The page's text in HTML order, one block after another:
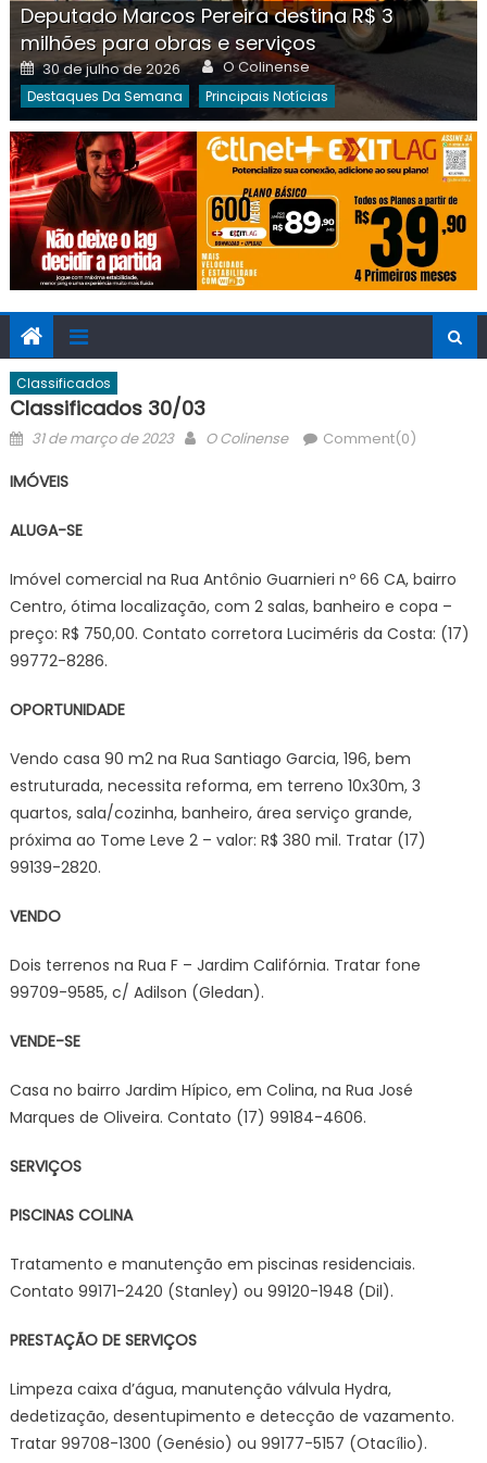
Deputado Marcos Pereira destina R$ 3
milhões para obras e serviços
Posted
on
30 de julho de 2026 Author
O Colinense
Destaques Da Semana Principais Notícias
Classificados
Classificados 30/03
Posted
31 de março de 2023 Author
O Colinense Comment(0)
IMÓVEIS
ALUGA-SE
Imóvel comercial na Rua Antônio Guarnieri nº 66 CA, bairro
Centro, ótima localização, com 2 salas, banheiro e copa –
preço: R$ 750,00. Contato corretora Luciméris da Costa: (17)
99772-8286.
OPORTUNIDADE
Vendo casa 90 m2 na Rua Santiago Garcia, 196, bem
estruturada, necessita reforma, em terreno 10x30m, 3
quartos, sala/cozinha, banheiro, área serviço grande,
próxima ao Tome Leve 2 – valor: R$ 380 mil. Tratar (17)
99139-2820.
VENDO
Dois terrenos na Rua F – Jardim Califórnia. Tratar fone
99709-9585, c/ Adilson (Gledan).
VENDE-SE
Casa no bairro Jardim Hípico, em Colina, na Rua José
Marques de Oliveira. Contato (17) 99184-4606.
SERVIÇOS
PISCINAS COLINA
Tratamento e manutenção em piscinas residenciais.
Contato 99171-2420 (Stanley) ou 99120-1948 (Dil).
PRESTAÇÃO DE SERVIÇOS
Limpeza caixa d’água, manutenção válvula Hydra,
dedetização, desentupimento e detecção de vazamento.
Tratar 99708-1300 (Genésio) ou 99177-5157 (Otacílio).